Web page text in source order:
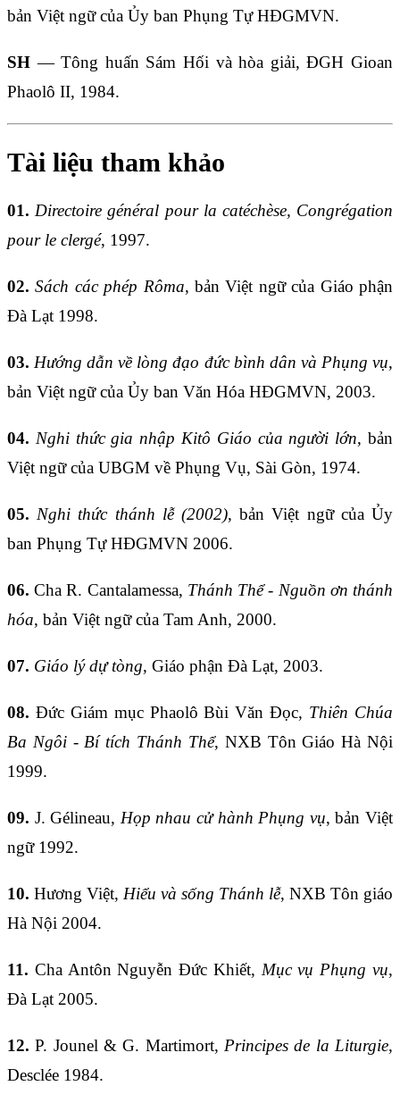
bản Việt ngữ của Ủy ban Phụng Tự HĐGMVN.
SH — Tông huấn Sám Hối và hòa giải, ĐGH Gioan
Phaolô II, 1984.
Tài liệu tham khảo
01. Directoire général pour la catéchèse, Congrégation
pour le clergé, 1997.
02. Sách các phép Rôma, bản Việt ngữ của Giáo phận
Đà Lạt 1998.
03. Hướng dẫn về lòng đạo đức bình dân và Phụng vụ,
bản Việt ngữ của Ủy ban Văn Hóa HĐGMVN, 2003.
04. Nghi thức gia nhập Kitô Giáo của người lớn, bản
Việt ngữ của UBGM về Phụng Vụ, Sài Gòn, 1974.
05. Nghi thức thánh lễ (2002), bản Việt ngữ của Ủy
ban Phụng Tự HĐGMVN 2006.
06. Cha R. Cantalamessa, Thánh Thể - Nguồn ơn thánh
hóa, bản Việt ngữ của Tam Anh, 2000.
07. Giáo lý dự tòng, Giáo phận Đà Lạt, 2003.
08. Đức Giám mục Phaolô Bùi Văn Đọc, Thiên Chúa
Ba Ngôi - Bí tích Thánh Thể, NXB Tôn Giáo Hà Nội
1999.
09. J. Gélineau, Họp nhau cử hành Phụng vụ, bản Việt
ngữ 1992.
10. Hương Việt, Hiểu và sống Thánh lễ, NXB Tôn giáo
Hà Nội 2004.
11. Cha Antôn Nguyễn Đức Khiết, Mục vụ Phụng vụ,
Đà Lạt 2005.
12. P. Jounel & G. Martimort, Principes de la Liturgie,
Desclée 1984.